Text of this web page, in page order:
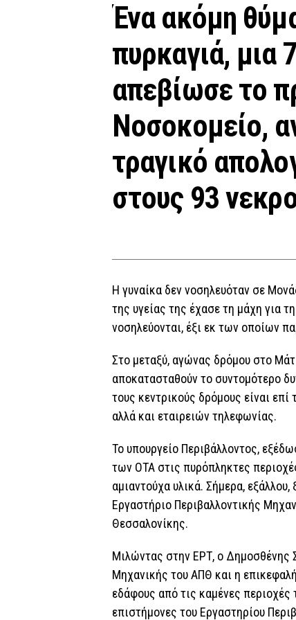
Ένα ακόμη
πυρκαγιά, μια
απεβίωσε το
Νοσοκομείο,
τραγικό
στους 93
Η γυναίκα δεν νοσηλευόταν σε
της υγείας της έχασε τη μάχη για
νοσηλεύονται, έξι εκ των οποίων
Στο μεταξύ, αγώνας δρόμου στο
αποκατασταθούν το συντομότερο
τους κεντρικούς δρόμους είναι
αλλά και εταιρειών τηλεφωνίας.
Το υπουργείο Περιβάλλοντος,
των ΟΤΑ στις πυρόπληκτες
αμιαντούχα υλικά. Σήμερα,
Εργαστήριο Περιβαλλοντικής
Θεσσαλονίκης.
Μιλώντας στην ΕΡΤ, ο Δημοσθένης
Μηχανικής του ΑΠΘ και η
εδάφους από τις καμένες περιοχές
επιστήμονες του Εργαστηρίου